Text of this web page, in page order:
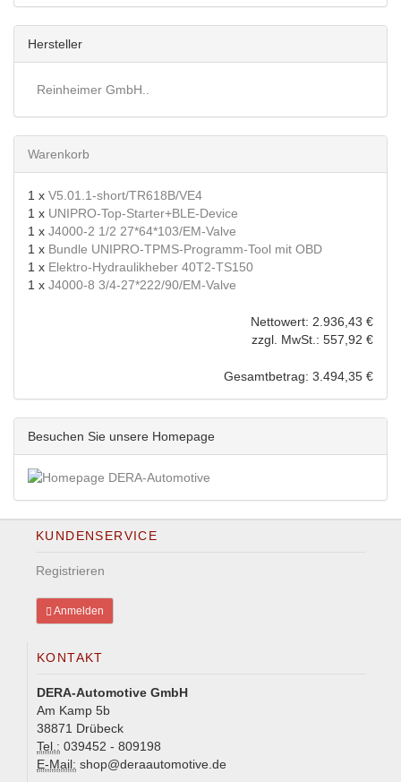
Hersteller
Reinheimer GmbH..
Warenkorb
1 x V5.01.1-short/TR618B/VE4
1 x UNIPRO-Top-Starter+BLE-Device
1 x J4000-2 1/2 27*64*103/EM-Valve
1 x Bundle UNIPRO-TPMS-Programm-Tool mit OBD
1 x Elektro-Hydraulikheber 40T2-TS150
1 x J4000-8 3/4-27*222/90/EM-Valve
Nettowert: 2.936,43 €
zzgl. MwSt.: 557,92 €
Gesamtbetrag: 3.494,35 €
Besuchen Sie unsere Homepage
KUNDENSERVICE
Registrieren
Anmelden
KONTAKT
DERA-Automotive GmbH
Am Kamp 5b
38871 Drübeck
Tel.: 039452 - 809198
E-Mail: shop@deraautomotive.de